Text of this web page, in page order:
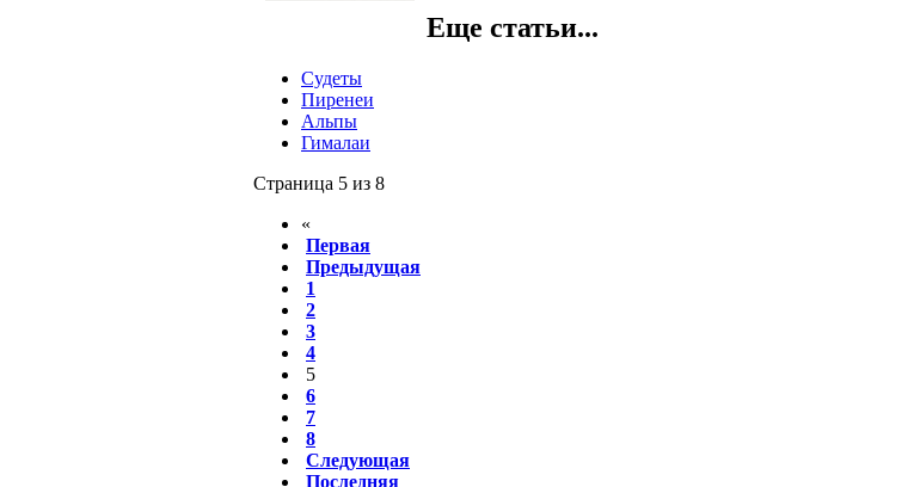
Еще статьи...
Судеты
Пиренеи
Альпы
Гималаи
Страница 5 из 8
«
Первая
Предыдущая
1
2
3
4
5
6
7
8
Следующая
Последняя